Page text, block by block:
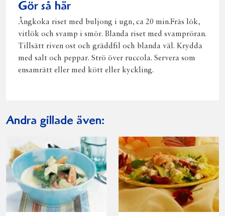
Gör så här
Ångkoka riset med buljong i ugn, ca 20 min.Fräs lök,
vitlök och svamp i smör. Blanda riset med svampröran.
Tillsätt riven ost och gräddfil och blanda väl. Krydda
med salt och peppar. Strö över ruccola. Servera som
ensamrätt eller med kött eller kyckling.
Andra gillade även: